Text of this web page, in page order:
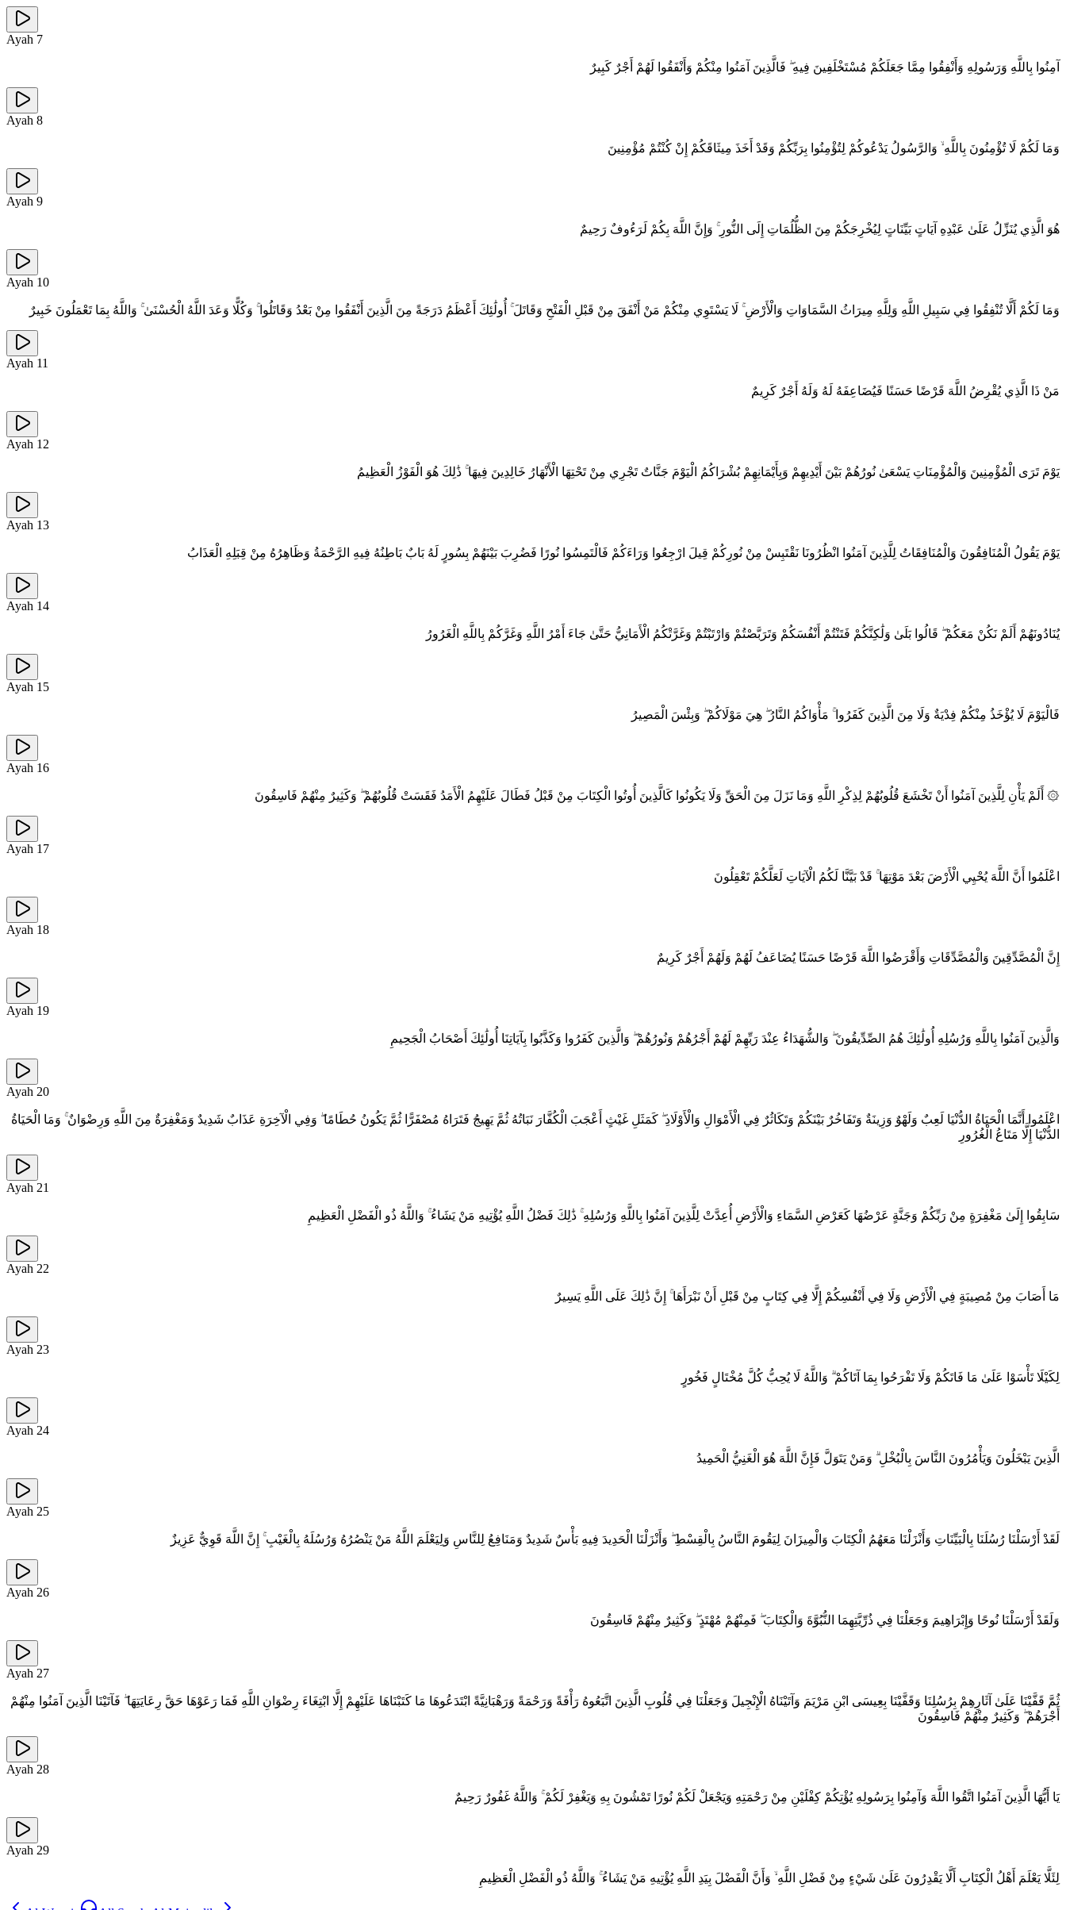
Ayah 7
آمِنُوا بِاللَّهِ وَرَسُولِهِ وَأَنْفِقُوا مِمَّا جَعَلَكُمْ مُسْتَخْلَفِينَ فِيهِ ۖ فَالَّذِينَ آمَنُوا مِنْكُمْ وَأَنْفَقُوا لَهُمْ أَجْرٌ كَبِيرٌ
Ayah 8
وَمَا لَكُمْ لَا تُؤْمِنُونَ بِاللَّهِ ۙ وَالرَّسُولُ يَدْعُوكُمْ لِتُؤْمِنُوا بِرَبِّكُمْ وَقَدْ أَخَذَ مِيثَاقَكُمْ إِنْ كُنْتُمْ مُؤْمِنِينَ
Ayah 9
هُوَ الَّذِي يُنَزِّلُ عَلَىٰ عَبْدِهِ آيَاتٍ بَيِّنَاتٍ لِيُخْرِجَكُمْ مِنَ الظُّلُمَاتِ إِلَى النُّورِ ۚ وَإِنَّ اللَّهَ بِكُمْ لَرَءُوفٌ رَحِيمٌ
Ayah 10
وَمَا لَكُمْ أَلَّا تُنْفِقُوا فِي سَبِيلِ اللَّهِ وَلِلَّهِ مِيرَاثُ السَّمَاوَاتِ وَالْأَرْضِ ۚ لَا يَسْتَوِي مِنْكُمْ مَنْ أَنْفَقَ مِنْ قَبْلِ الْفَتْحِ وَقَاتَلَ ۚ أُولَٰئِكَ أَعْظَمُ دَرَجَةً مِنَ الَّذِينَ أَنْفَقُوا مِنْ بَعْدُ وَقَاتَلُوا ۚ وَكُلًّا وَعَدَ اللَّهُ الْحُسْنَىٰ ۚ وَاللَّهُ بِمَا تَعْمَلُونَ خَبِيرٌ
Ayah 11
مَنْ ذَا الَّذِي يُقْرِضُ اللَّهَ قَرْضًا حَسَنًا فَيُضَاعِفَهُ لَهُ وَلَهُ أَجْرٌ كَرِيمٌ
Ayah 12
يَوْمَ تَرَى الْمُؤْمِنِينَ وَالْمُؤْمِنَاتِ يَسْعَىٰ نُورُهُمْ بَيْنَ أَيْدِيهِمْ وَبِأَيْمَانِهِمْ بُشْرَاكُمُ الْيَوْمَ جَنَّاتٌ تَجْرِي مِنْ تَحْتِهَا الْأَنْهَارُ خَالِدِينَ فِيهَا ۚ ذَٰلِكَ هُوَ الْفَوْزُ الْعَظِيمُ
Ayah 13
يَوْمَ يَقُولُ الْمُنَافِقُونَ وَالْمُنَافِقَاتُ لِلَّذِينَ آمَنُوا انْظُرُونَا نَقْتَبِسْ مِنْ نُورِكُمْ قِيلَ ارْجِعُوا وَرَاءَكُمْ فَالْتَمِسُوا نُورًا فَضُرِبَ بَيْنَهُمْ بِسُورٍ لَهُ بَابٌ بَاطِنُهُ فِيهِ الرَّحْمَةُ وَظَاهِرُهُ مِنْ قِبَلِهِ الْعَذَابُ
Ayah 14
يُنَادُونَهُمْ أَلَمْ نَكُنْ مَعَكُمْ ۖ قَالُوا بَلَىٰ وَلَٰكِنَّكُمْ فَتَنْتُمْ أَنْفُسَكُمْ وَتَرَبَّصْتُمْ وَارْتَبْتُمْ وَغَرَّتْكُمُ الْأَمَانِيُّ حَتَّىٰ جَاءَ أَمْرُ اللَّهِ وَغَرَّكُمْ بِاللَّهِ الْغَرُورُ
Ayah 15
فَالْيَوْمَ لَا يُؤْخَذُ مِنْكُمْ فِدْيَةٌ وَلَا مِنَ الَّذِينَ كَفَرُوا ۚ مَأْوَاكُمُ النَّارُ ۖ هِيَ مَوْلَاكُمْ ۖ وَبِئْسَ الْمَصِيرُ
Ayah 16
۞ أَلَمْ يَأْنِ لِلَّذِينَ آمَنُوا أَنْ تَخْشَعَ قُلُوبُهُمْ لِذِكْرِ اللَّهِ وَمَا نَزَلَ مِنَ الْحَقِّ وَلَا يَكُونُوا كَالَّذِينَ أُوتُوا الْكِتَابَ مِنْ قَبْلُ فَطَالَ عَلَيْهِمُ الْأَمَدُ فَقَسَتْ قُلُوبُهُمْ ۖ وَكَثِيرٌ مِنْهُمْ فَاسِقُونَ
Ayah 17
اعْلَمُوا أَنَّ اللَّهَ يُحْيِي الْأَرْضَ بَعْدَ مَوْتِهَا ۚ قَدْ بَيَّنَّا لَكُمُ الْآيَاتِ لَعَلَّكُمْ تَعْقِلُونَ
Ayah 18
إِنَّ الْمُصَّدِّقِينَ وَالْمُصَّدِّقَاتِ وَأَقْرَضُوا اللَّهَ قَرْضًا حَسَنًا يُضَاعَفُ لَهُمْ وَلَهُمْ أَجْرٌ كَرِيمٌ
Ayah 19
وَالَّذِينَ آمَنُوا بِاللَّهِ وَرُسُلِهِ أُولَٰئِكَ هُمُ الصِّدِّيقُونَ ۖ وَالشُّهَدَاءُ عِنْدَ رَبِّهِمْ لَهُمْ أَجْرُهُمْ وَنُورُهُمْ ۖ وَالَّذِينَ كَفَرُوا وَكَذَّبُوا بِآيَاتِنَا أُولَٰئِكَ أَصْحَابُ الْجَحِيمِ
Ayah 20
اعْلَمُوا أَنَّمَا الْحَيَاةُ الدُّنْيَا لَعِبٌ وَلَهْوٌ وَزِينَةٌ وَتَفَاخُرٌ بَيْنَكُمْ وَتَكَاثُرٌ فِي الْأَمْوَالِ وَالْأَوْلَادِ ۖ كَمَثَلِ غَيْثٍ أَعْجَبَ الْكُفَّارَ نَبَاتُهُ ثُمَّ يَهِيجُ فَتَرَاهُ مُصْفَرًّا ثُمَّ يَكُونُ حُطَامًا ۖ وَفِي الْآخِرَةِ عَذَابٌ شَدِيدٌ وَمَغْفِرَةٌ مِنَ اللَّهِ وَرِضْوَانٌ ۚ وَمَا الْحَيَاةُ
الدُّنْيَا إِلَّا مَتَاعُ الْغُرُورِ
Ayah 21
سَابِقُوا إِلَىٰ مَغْفِرَةٍ مِنْ رَبِّكُمْ وَجَنَّةٍ عَرْضُهَا كَعَرْضِ السَّمَاءِ وَالْأَرْضِ أُعِدَّتْ لِلَّذِينَ آمَنُوا بِاللَّهِ وَرُسُلِهِ ۚ ذَٰلِكَ فَضْلُ اللَّهِ يُؤْتِيهِ مَنْ يَشَاءُ ۚ وَاللَّهُ ذُو الْفَضْلِ الْعَظِيمِ
Ayah 22
مَا أَصَابَ مِنْ مُصِيبَةٍ فِي الْأَرْضِ وَلَا فِي أَنْفُسِكُمْ إِلَّا فِي كِتَابٍ مِنْ قَبْلِ أَنْ نَبْرَأَهَا ۚ إِنَّ ذَٰلِكَ عَلَى اللَّهِ يَسِيرٌ
Ayah 23
لِكَيْلَا تَأْسَوْا عَلَىٰ مَا فَاتَكُمْ وَلَا تَفْرَحُوا بِمَا آتَاكُمْ ۗ وَاللَّهُ لَا يُحِبُّ كُلَّ مُخْتَالٍ فَخُورٍ
Ayah 24
الَّذِينَ يَبْخَلُونَ وَيَأْمُرُونَ النَّاسَ بِالْبُخْلِ ۗ وَمَنْ يَتَوَلَّ فَإِنَّ اللَّهَ هُوَ الْغَنِيُّ الْحَمِيدُ
Ayah 25
لَقَدْ أَرْسَلْنَا رُسُلَنَا بِالْبَيِّنَاتِ وَأَنْزَلْنَا مَعَهُمُ الْكِتَابَ وَالْمِيزَانَ لِيَقُومَ النَّاسُ بِالْقِسْطِ ۖ وَأَنْزَلْنَا الْحَدِيدَ فِيهِ بَأْسٌ شَدِيدٌ وَمَنَافِعُ لِلنَّاسِ وَلِيَعْلَمَ اللَّهُ مَنْ يَنْصُرُهُ وَرُسُلَهُ بِالْغَيْبِ ۚ إِنَّ اللَّهَ قَوِيٌّ عَزِيزٌ
Ayah 26
وَلَقَدْ أَرْسَلْنَا نُوحًا وَإِبْرَاهِيمَ وَجَعَلْنَا فِي ذُرِّيَّتِهِمَا النُّبُوَّةَ وَالْكِتَابَ ۖ فَمِنْهُمْ مُهْتَدٍ ۖ وَكَثِيرٌ مِنْهُمْ فَاسِقُونَ
Ayah 27
ثُمَّ قَفَّيْنَا عَلَىٰ آثَارِهِمْ بِرُسُلِنَا وَقَفَّيْنَا بِعِيسَى ابْنِ مَرْيَمَ وَآتَيْنَاهُ الْإِنْجِيلَ وَجَعَلْنَا فِي قُلُوبِ الَّذِينَ اتَّبَعُوهُ رَأْفَةً وَرَحْمَةً وَرَهْبَانِيَّةً ابْتَدَعُوهَا مَا كَتَبْنَاهَا عَلَيْهِمْ إِلَّا ابْتِغَاءَ رِضْوَانِ اللَّهِ فَمَا رَعَوْهَا حَقَّ رِعَايَتِهَا ۖ فَآتَيْنَا الَّذِينَ آمَنُوا مِنْهُمْ
أَجْرَهُمْ ۖ وَكَثِيرٌ مِنْهُمْ فَاسِقُونَ
Ayah 28
يَا أَيُّهَا الَّذِينَ آمَنُوا اتَّقُوا اللَّهَ وَآمِنُوا بِرَسُولِهِ يُؤْتِكُمْ كِفْلَيْنِ مِنْ رَحْمَتِهِ وَيَجْعَلْ لَكُمْ نُورًا تَمْشُونَ بِهِ وَيَغْفِرْ لَكُمْ ۚ وَاللَّهُ غَفُورٌ رَحِيمٌ
Ayah 29
لِئَلَّا يَعْلَمَ أَهْلُ الْكِتَابِ أَلَّا يَقْدِرُونَ عَلَىٰ شَيْءٍ مِنْ فَضْلِ اللَّهِ ۙ وَأَنَّ الْفَضْلَ بِيَدِ اللَّهِ يُؤْتِيهِ مَنْ يَشَاءُ ۚ وَاللَّهُ ذُو الْفَضْلِ الْعَظِيمِ